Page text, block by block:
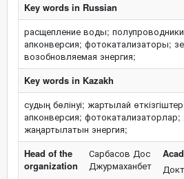
Key words in Russian
расщепление воды;
апконверсия; фотокатализаторы;
возобновляемая энергия;
Key words in Kazakh
судың бөлінуі; жартылай
апконверсия; фотокатализаторлар;
жаңартылатын энергия;
Head of the
organization
Сарбасов Дос
Джурмаханбет